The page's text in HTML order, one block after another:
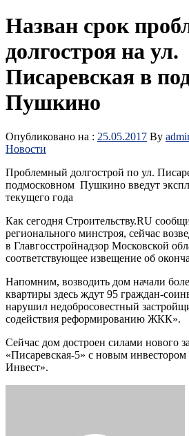
Назван срок
долгостроя на ул.
Писаревская в
Пушкино
Опубликовано на : 25.05.2017 By
Новости
Проблемный долгострой по ул.
подмосковном Пушкино введут
текущего года
Как сегодня Строительству.RU
регионального минстроя, сейчас
в Главгосстройнадзор Московской
соответствующее извещение об
Напомним, возводить дом начали
квартиры здесь ждут 95 граждан-
нарушил недобросовестный
содействия реформированию ЖКК».
Сейчас дом достроен силами нового
«Писаревская-5» с новым
Инвест».